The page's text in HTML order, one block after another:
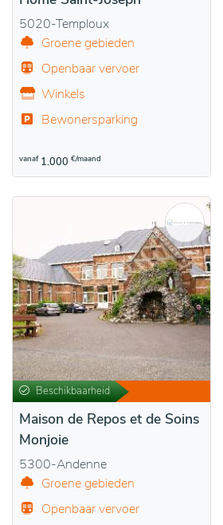
5020-Temploux
Groene gebieden
Openbaar vervoer
Winkels
Bewonersparking
vanaf 1.000 €/maand
Beschikbaarheid
Maison de Repos et de Soins
Monjoie
5300-Andenne
Groene gebieden
Openbaar vervoer